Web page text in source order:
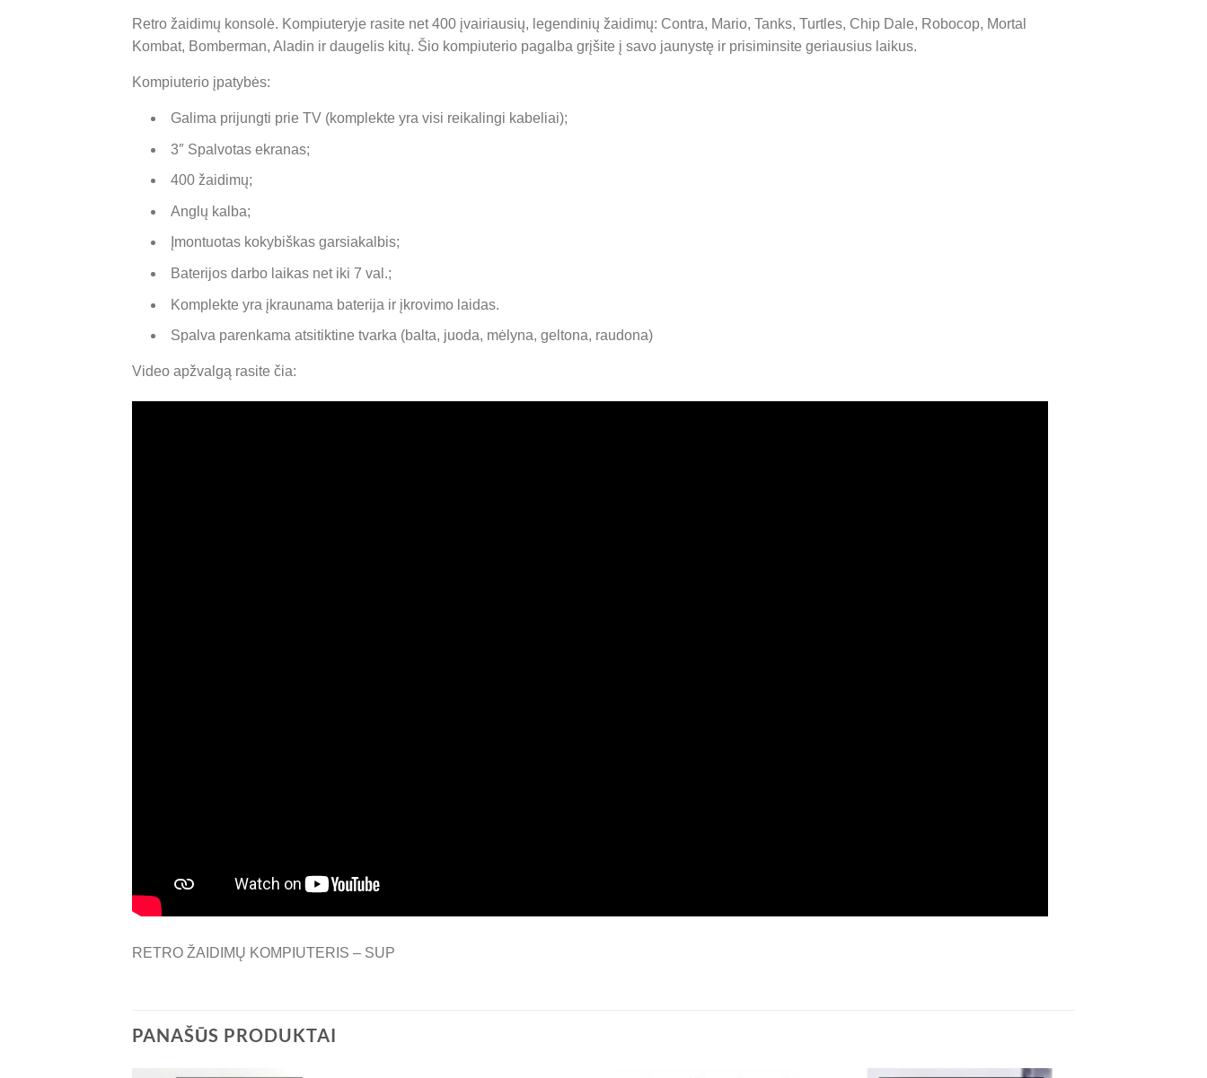
Retro žaidimų konsolė. Kompiuteryje rasite net 400 įvairiausių, legendinių žaidimų: Contra, Mario, Tanks, Turtles, Chip Dale, Robocop, Mortal
Kombat, Bomberman, Aladin ir daugelis kitų. Šio kompiuterio pagalba grįšite į savo jaunystę ir prisiminsite geriausius laikus.
Kompiuterio įpatybės:
Galima prijungti prie TV (komplekte yra visi reikalingi kabeliai);
3″ Spalvotas ekranas;
400 žaidimų;
Anglų kalba;
Įmontuotas kokybiškas garsiakalbis;
Baterijos darbo laikas net iki 7 val.;
Komplekte yra įkraunama baterija ir įkrovimo laidas.
Spalva parenkama atsitiktine tvarka (balta, juoda, mėlyna, geltona, raudona)
Video apžvalgą rasite čia:
RETRO ŽAIDIMŲ KOMPIUTERIS – SUP
PANAŠŪS PRODUKTAI